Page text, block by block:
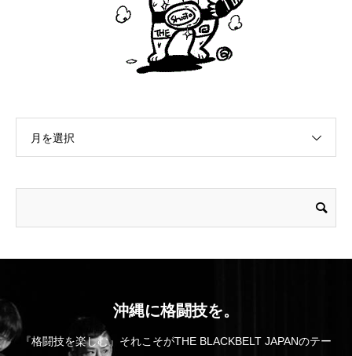
月を選択
沖縄に格闘技を。
『格闘技を楽しむ』それこそがTHE BLACKBELT JAPANのテー